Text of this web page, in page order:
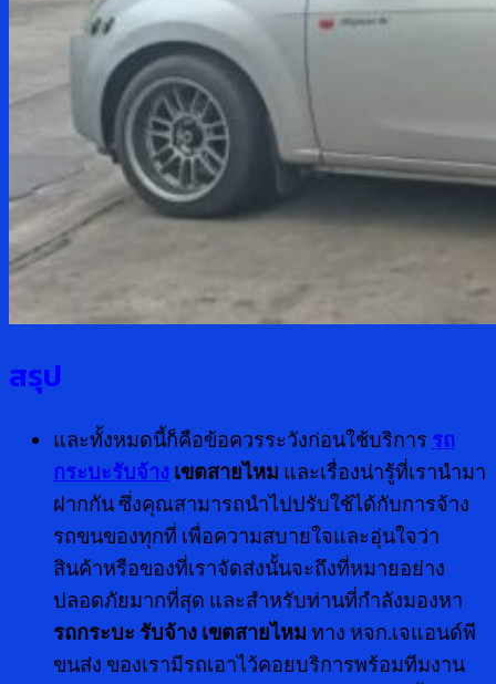
สรุป
และทั้งหมดนี้ก็คือข้อควรระวังก่อนใช้บริการ รถ
กระบะรับจ้าง เขตสายไหม และเรื่องน่ารู้ที่เรานำมา
ฝากกัน ซึ่งคุณสามารถนำไปปรับใช้ได้กับการจ้าง
รถขนของทุกที่ เพื่อความสบายใจและอุ่นใจว่า
สินค้าหรือของที่เราจัดส่งนั้นจะถึงที่หมายอย่าง
ปลอดภัยมากที่สุด และสำหรับท่านที่กำลังมองหา
รถกระบะ รับจ้าง เขตสายไหม ทาง หจก.เจแอนด์พี
ขนส่ง ของเรามีรถเอาไว้คอยบริการพร้อมทีมงาน